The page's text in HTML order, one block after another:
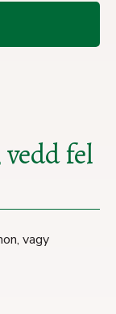
fel
vagy